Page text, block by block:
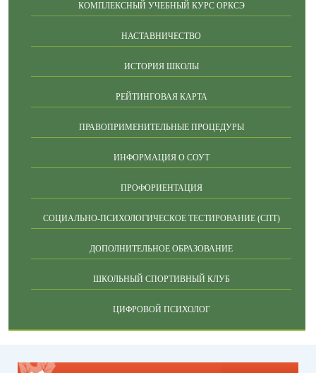
КОМПЛЕКСНЫЙ УЧЕБНЫЙ КУРС ОРКСЭ
НАСТАВНИЧЕСТВО
ИСТОРИЯ ШКОЛЫ
РЕЙТИНГОВАЯ КАРТА
ПРАВОПРИМЕНИТЕЛЬНЫЕ ПРОЦЕДУРЫ
ИНФОРМАЦИЯ О СОУТ
ПРОФОРИЕНТАЦИЯ
СОЦИАЛЬНО-ПСИХОЛОГИЧЕСКОЕ ТЕСТИРОВАНИЕ (СПТ)
ДОПОЛНИТЕЛЬНОЕ ОБРАЗОВАНИЕ
ШКОЛЬНЫЙ СПОРТИВНЫЙ КЛУБ
ЦИФРОВОЙ ПСИХОЛОГ